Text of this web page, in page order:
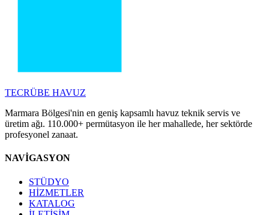
TECRÜBE HAVUZ
Marmara Bölgesi'nin en geniş kapsamlı havuz teknik servis ve
üretim ağı. 110.000+ permütasyon ile her mahallede, her sektörde
profesyonel zanaat.
NAVİGASYON
STÜDYO
HİZMETLER
KATALOG